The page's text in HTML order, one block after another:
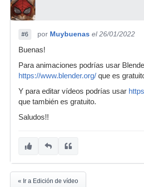
#6 por Muybuenas el 26/01/2022
Buenas!
Para animaciones podrías usar
https://www.blender.org/ que es
Y para editar vídeos podrías usar
que también es gratuito.
Saludos!!
« Ir a Edición de vídeo